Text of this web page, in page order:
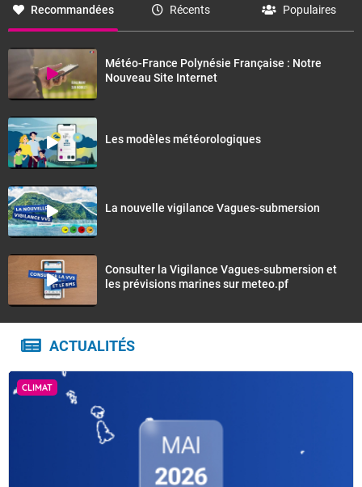
Ciel nuageux à passagèrement très nuageux voire
voilé sur le Nord, et peu nuageux à passagèrement
nuageux à Rapa.
Au Nord, vent modéré de Sud-Est à Sud. A Rapa, vent
de Sud-Ouest à Sud modéré.
mètres 50 à Rapa, et de 4 mètres sur le Nord.
Recommandées Récents Populaires
Météo-France Polynésie Française : Notre
Nouveau Site Internet
Les modèles météorologiques
La nouvelle vigilance Vagues-submersion
Consulter la Vigilance Vagues-submersion et
les prévisions marines sur meteo.pf
ACTUALITÉS
CLIMAT